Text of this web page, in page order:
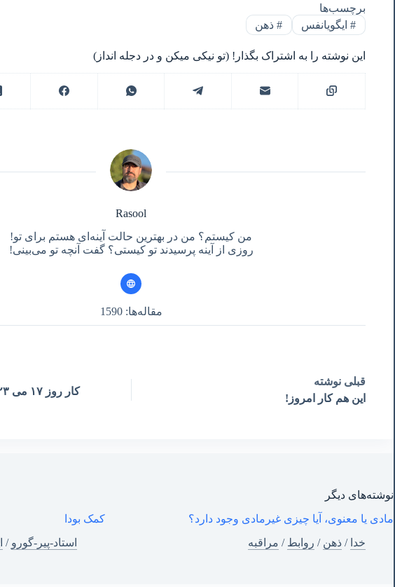
برچسب‌ها
#ایگویانفس #ذهن
این نوشته را به اشتراک بگذار! (تو نیکی میکن و در دجله انداز)
Rasool
من کیستم؟ من در بهترین حالت آینه‌ای هستم برای تو!
روزی از آینه پرسیدند تو کیستی؟ گفت آنچه تو می‌بینی!
مقاله‌ها: 1590
قبلی نوشته
این هم کار امروز!
نوشته‌های‌ دیگر
مادی یا معنوی، آیا چیزی غیرمادی وجود دارد؟
خدا / ذهن / روابط / مراقبه
کمک بودا
استاد-پیر-گورو /